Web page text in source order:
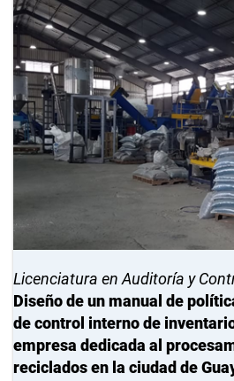
Licenciatura en Auditoría y
Diseño de un manual de
de control interno de
empresa dedicada al
reciclados en la ciudad de